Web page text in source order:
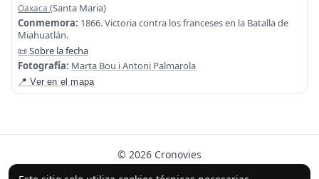
Oaxaca (Santa Maria)
Conmemora: 1866. Victoria contra los franceses en la Batalla de
Miahuatlán.
📜 Sobre la fecha
Fotografía: Marta Bou i Antoni Palmarola
📍 Ver en el mapa
© 2026 Cronovies
Historia en las calles · Desarrollado con la ayuda de IA